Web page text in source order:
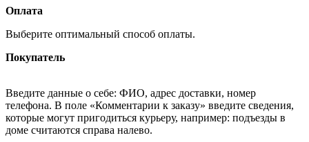
Оплата
Выберите оптимальный способ оплаты.
Покупатель
Введите данные о себе: ФИО, адрес доставки, номер
телефона. В поле «Комментарии к заказу» введите сведения,
которые могут пригодиться курьеру, например: подъезды в
доме считаются справа налево.